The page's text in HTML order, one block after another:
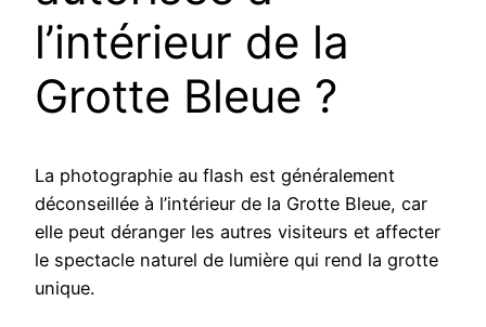
l’intérieur de la
Grotte Bleue ?
La photographie au flash est généralement
déconseillée à l’intérieur de la Grotte Bleue, car
elle peut déranger les autres visiteurs et affecter
le spectacle naturel de lumière qui rend la grotte
unique.